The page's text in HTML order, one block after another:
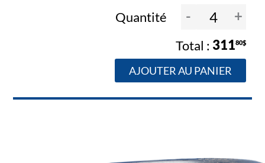
Quantité - +
31180$
AJOUTER AU PANIER